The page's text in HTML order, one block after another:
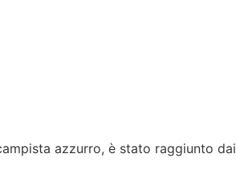
azzurro, è stato raggiunto